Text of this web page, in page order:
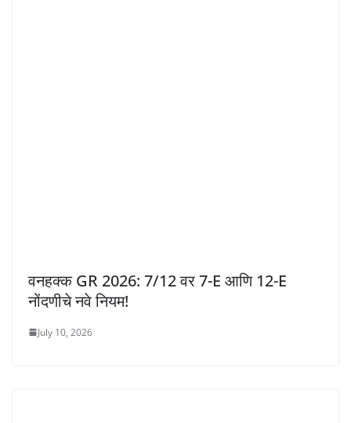
वनहक्क GR 2026: 7/12 वर 7-E आणि 12-E
नोंदणीचे नवे नियम!
July 10, 2026